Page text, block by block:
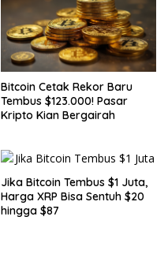
Bitcoin Cetak Rekor Baru
Tembus $123.000! Pasar
Kripto Kian Bergairah
Jika Bitcoin Tembus $1 Juta,
Harga XRP Bisa Sentuh $20
hingga $87